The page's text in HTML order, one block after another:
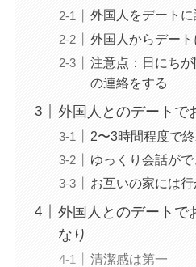
外国人をデート
外国人からデー
注意点：日にち
の連絡をする
外国人とのデートで
2〜3時間程度で
ゆっくり会話が
お互いの家には
外国人とのデートで
なり
清潔感は第一